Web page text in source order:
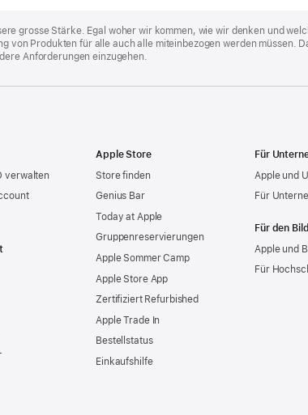
grosse Stärke. Egal woher wir kommen, wie wir denken und
von Produkten für alle auch alle miteinbezogen werden müssen.
Anforderungen einzugehen.
verwalten
Apple Store
Store finden
Genius Bar
Today at Apple
Gruppen­reservierungen
Apple Sommer Camp
Apple Store App
Zertifiziert Refurbished
Apple Trade In
Bestellstatus
Einkaufshilfe
Für
Apple und
Für
Für den
Apple und
Für